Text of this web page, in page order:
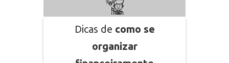
Dicas de como se
organizar